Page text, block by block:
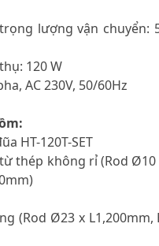
lượng vận chuyển:
120 W
AC 230V, 50/60Hz
HT-120T-SET
thép không rỉ (Rod Ø10
(Rod Ø23 x L1,200mm,